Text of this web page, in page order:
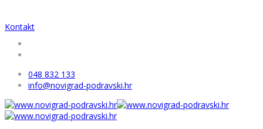
Kontakt
048 832 133
info@novigrad-podravski.hr